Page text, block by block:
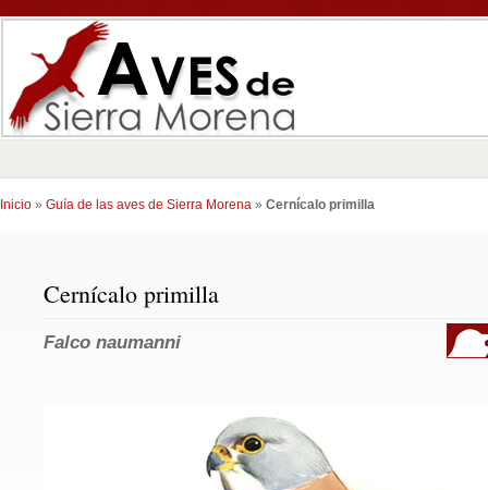
Inicio » Guía de las aves de Sierra Morena » Cernícalo primilla
Cernícalo primilla
Falco naumanni